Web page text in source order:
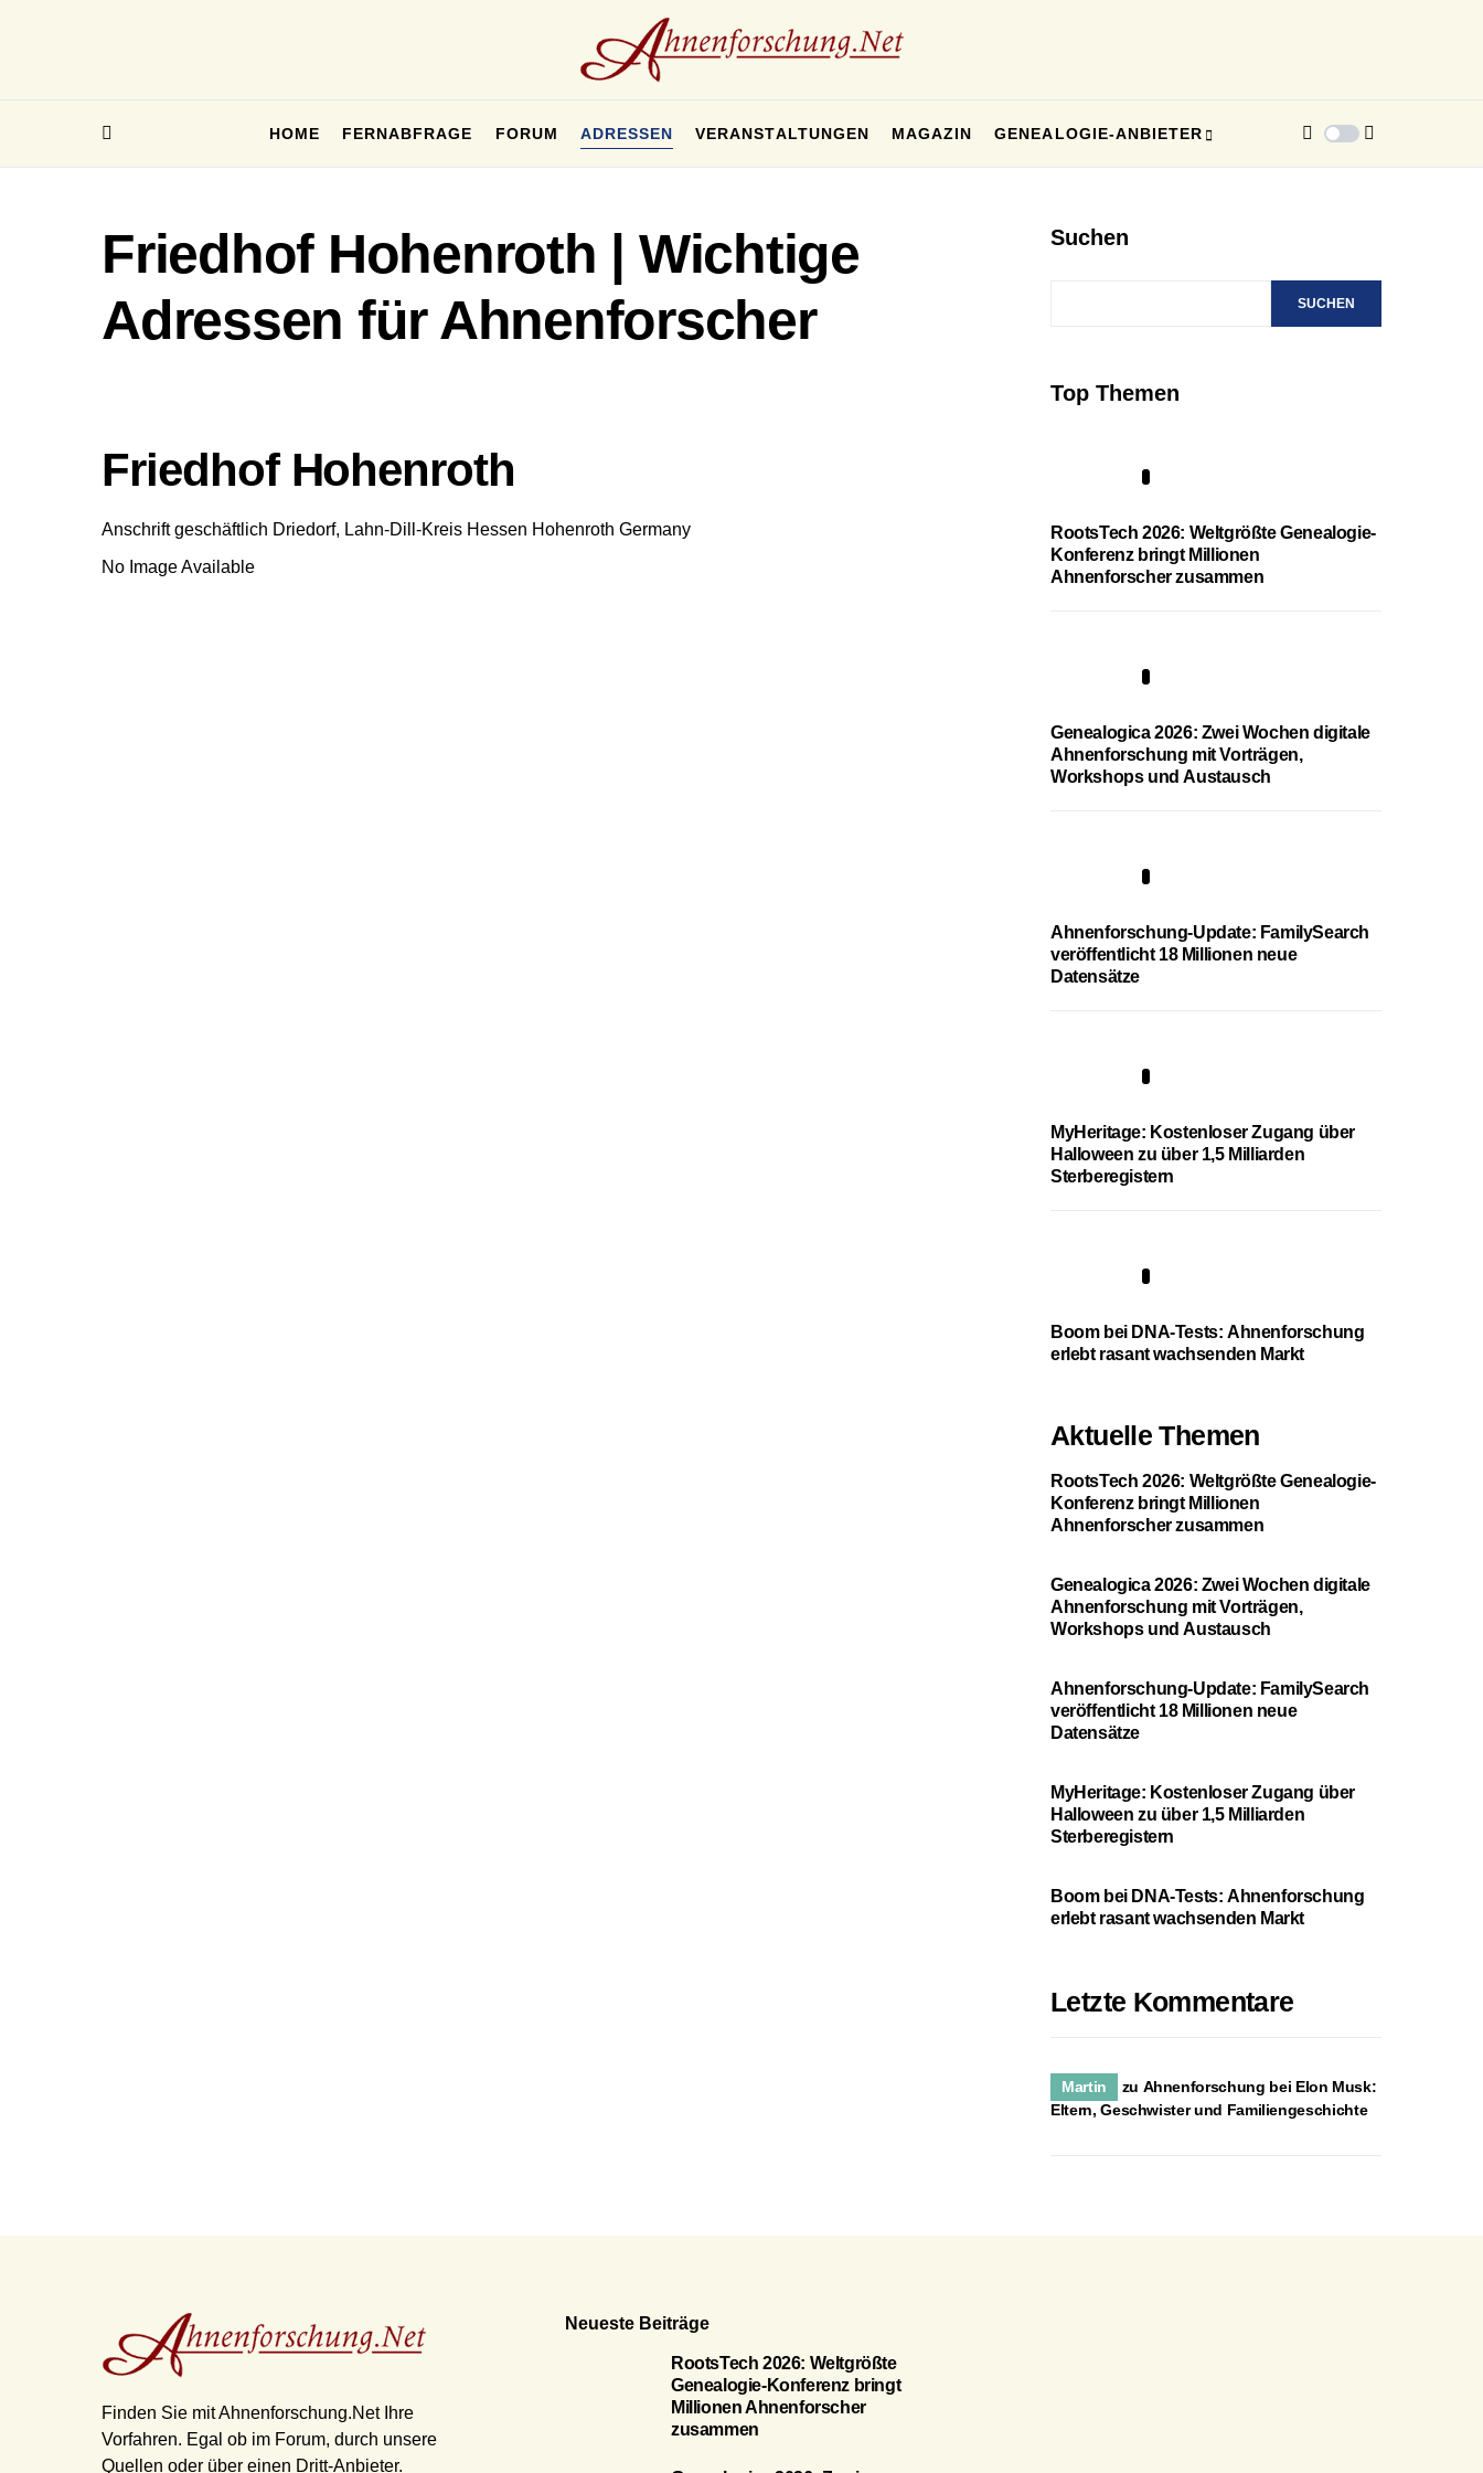
HOME FERNABFRAGE FORUM ADRESSEN VERANSTALTUNGEN MAGAZIN GENEALOGIE-ANBIETER
Friedhof Hohenroth | Wichtige
Adressen für Ahnenforscher
Friedhof Hohenroth
Anschrift geschäftlich Driedorf, Lahn-Dill-Kreis Hessen Hohenroth Germany
No Image Available
Suchen
SUCHEN
Top Themen
RootsTech 2026: Weltgrößte Genealogie-
Konferenz bringt Millionen
Ahnenforscher zusammen
Genealogica 2026: Zwei Wochen digitale
Ahnenforschung mit Vorträgen,
Workshops und Austausch
Ahnenforschung-Update: FamilySearch
veröffentlicht 18 Millionen neue
Datensätze
MyHeritage: Kostenloser Zugang über
Halloween zu über 1,5 Milliarden
Sterberegistern
Boom bei DNA-Tests: Ahnenforschung
erlebt rasant wachsenden Markt
Aktuelle Themen
RootsTech 2026: Weltgrößte Genealogie-
Konferenz bringt Millionen
Ahnenforscher zusammen
Genealogica 2026: Zwei Wochen digitale
Ahnenforschung mit Vorträgen,
Workshops und Austausch
Ahnenforschung-Update: FamilySearch
veröffentlicht 18 Millionen neue
Datensätze
MyHeritage: Kostenloser Zugang über
Halloween zu über 1,5 Milliarden
Sterberegistern
Boom bei DNA-Tests: Ahnenforschung
erlebt rasant wachsenden Markt
Letzte Kommentare
Martin zu Ahnenforschung bei Elon Musk:
Eltern, Geschwister und Familiengeschichte
Finden Sie mit Ahnenforschung.Net Ihre
Vorfahren. Egal ob im Forum, durch unsere
Quellen oder über einen Dritt-Anbieter.
Neueste Beiträge
RootsTech 2026: Weltgrößte
Genealogie-Konferenz bringt
Millionen Ahnenforscher
zusammen